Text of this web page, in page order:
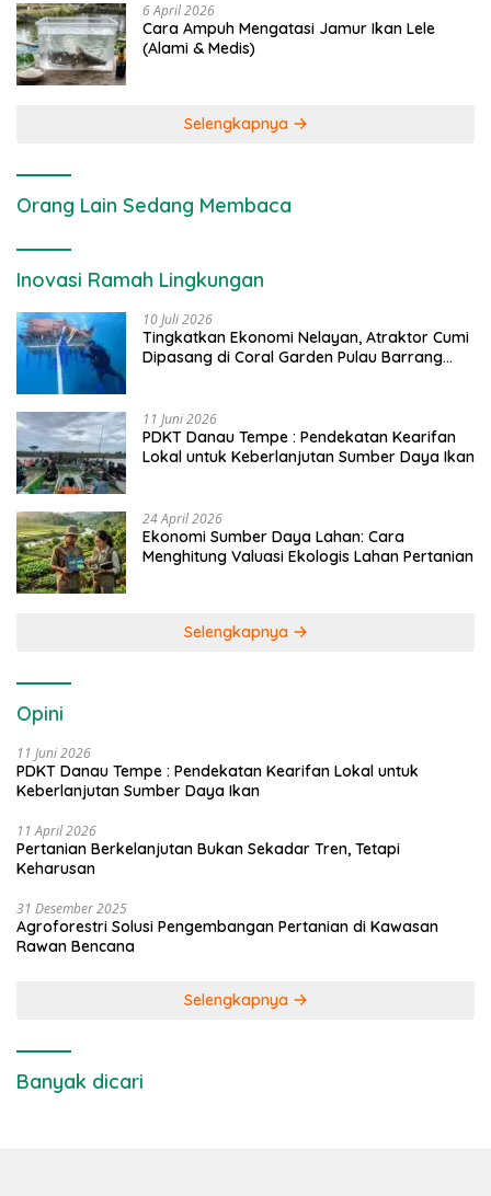
6 April 2026
Cara Ampuh Mengatasi Jamur Ikan Lele
(Alami & Medis)
Selengkapnya
Orang Lain Sedang Membaca
Inovasi Ramah Lingkungan
10 Juli 2026
Tingkatkan Ekonomi Nelayan, Atraktor Cumi
Dipasang di Coral Garden Pulau Barrang
11 Juni 2026
PDKT Danau Tempe : Pendekatan Kearifan
Lokal untuk Keberlanjutan Sumber Daya Ikan
24 April 2026
Ekonomi Sumber Daya Lahan: Cara
Menghitung Valuasi Ekologis Lahan Pertanian
Selengkapnya
Opini
11 Juni 2026
PDKT Danau Tempe : Pendekatan Kearifan Lokal untuk
Keberlanjutan Sumber Daya Ikan
11 April 2026
Pertanian Berkelanjutan Bukan Sekadar Tren, Tetapi
Keharusan
31 Desember 2025
Agroforestri Solusi Pengembangan Pertanian di Kawasan
Rawan Bencana
Selengkapnya
Banyak dicari